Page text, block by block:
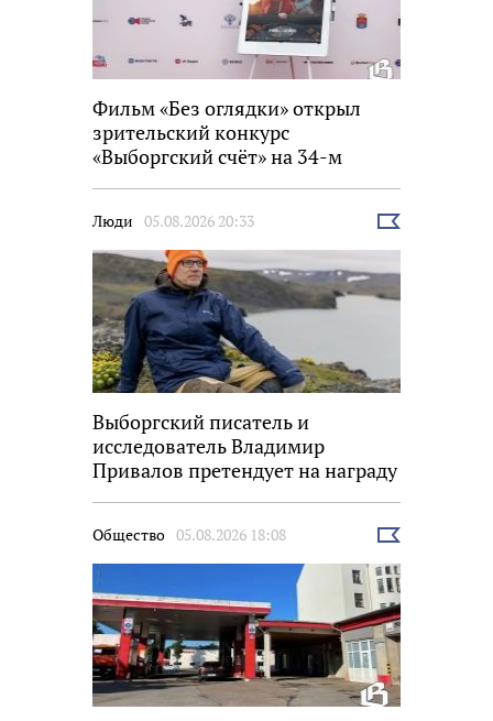
Фильм «Без оглядки» открыл
зрительский конкурс
«Выборгский счёт» на 34-м
Люди 05.08.2026 20:33
Выбрать
Выборгский писатель и
исследователь Владимир
Привалов претендует на награду
Общество 05.08.2026 18:08
Выбрать